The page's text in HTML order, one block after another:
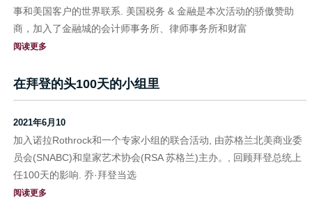
事和美国客户的世界联系. 美国税务 & 金融是本次活动的骄傲赞助
商，加入了金融城的会计师事务所、律师事务所和财富
阅读更多
在拜登的头100天的小组里
2021年6月10
加入诺拉Rothrock和一个专家小组的联合活动, 由苏格兰北美商业委
员会(SNABC)和皇家艺术协会(RSA 苏格兰)主办。, 回顾拜登总统上
任100天的影响. 乔·拜登当选
阅读更多